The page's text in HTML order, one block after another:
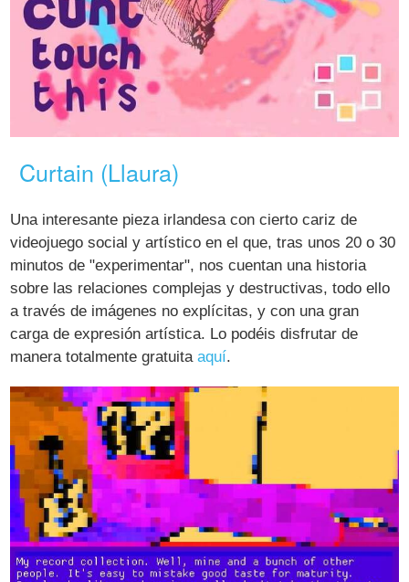
Curtain (Llaura)
Una interesante pieza irlandesa con cierto cariz de
videojuego social y artístico en el que, tras unos 20 o 30
minutos de "experimentar", nos cuentan una historia
sobre las relaciones complejas y destructivas, todo ello
a través de imágenes no explícitas, y con una gran
carga de expresión artística. Lo podéis disfrutar de
manera totalmente gratuitaaquí.